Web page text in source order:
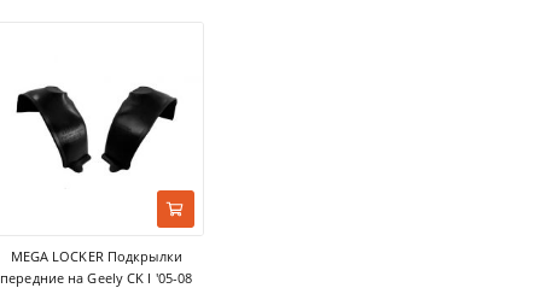
MEGA LOCKER Подкрылки
передние на Geely CK I '05-08